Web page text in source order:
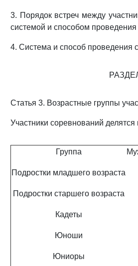
3. Порядок встреч между
системой и способом
4. Система и способ
Статья 3. Возрастные группы
Участники соревнований
Группа
Подростки младшего возраста
Подростки старшего возраста
Кадеты
Юноши
Юниоры